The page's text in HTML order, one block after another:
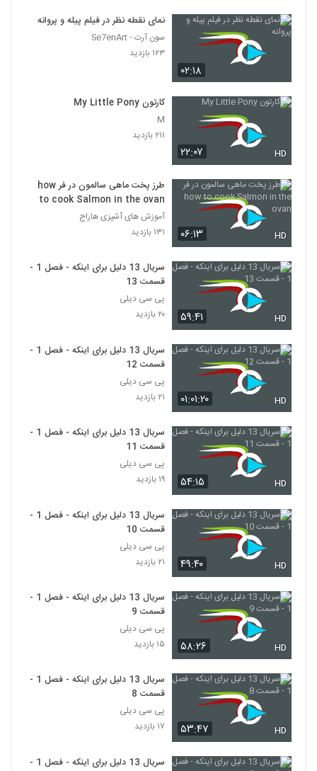
۰۲:۱۸
نمای نقطه نظر در فیلم پیله و پروانه
سون آرت - Se7enArt
۱۲۳ بازدید
۲۲:۰۷ HD
کارتون My Little Pony
M
۲۱۱ بازدید
۰۶:۱۳ HD
طرز پخت ماهی سالمون در فر how
to cook Salmon in the ovan
آموزش های آشپزی هاراج
۱۳۱ بازدید
۵۹:۴۱ HD
سریال 13 دلیل برای اینکه - فصل 1 -
قسمت 13
پی سی دیلی
۲۰ بازدید
۰۱:۰۱:۲۰ HD
سریال 13 دلیل برای اینکه - فصل 1 -
قسمت 12
پی سی دیلی
۲۱ بازدید
۵۴:۱۵ HD
سریال 13 دلیل برای اینکه - فصل 1 -
قسمت 11
پی سی دیلی
۱۹ بازدید
۴۹:۴۰ HD
سریال 13 دلیل برای اینکه - فصل 1 -
قسمت 10
پی سی دیلی
۲۱ بازدید
۵۸:۲۶ HD
سریال 13 دلیل برای اینکه - فصل 1 -
قسمت 9
پی سی دیلی
۱۵ بازدید
۵۳:۴۷ HD
سریال 13 دلیل برای اینکه - فصل 1 -
قسمت 8
پی سی دیلی
۱۷ بازدید
سریال 13 دلیل برای اینکه - فصل 1 -